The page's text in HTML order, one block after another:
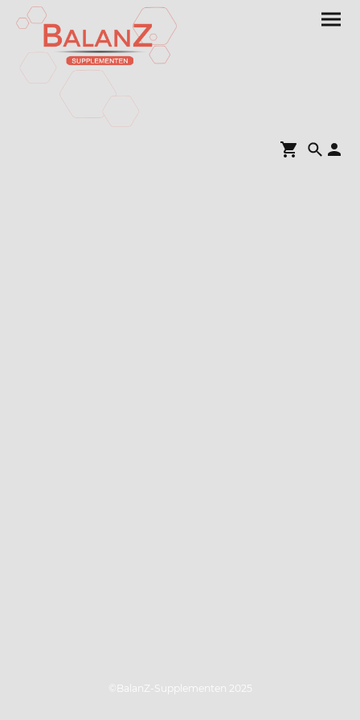
©BalanZ-Supplementen 2025